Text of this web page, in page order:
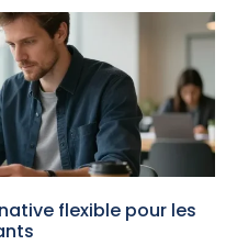
flexible pour les